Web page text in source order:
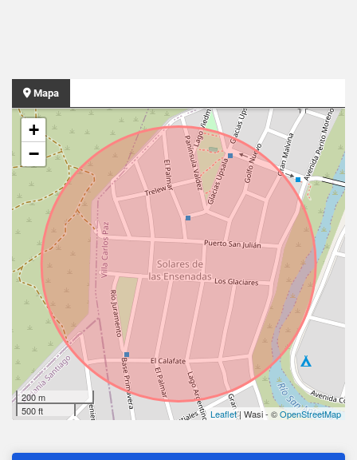
Mapa
+
−
200 m
500 ft
Leaflet| Wasi - ©OpenStreetMap